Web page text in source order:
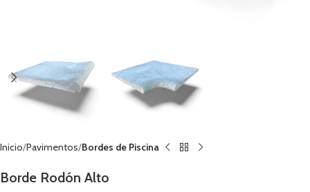
Inicio Pavimentos Bordes de Piscina
Borde Rodón Alto